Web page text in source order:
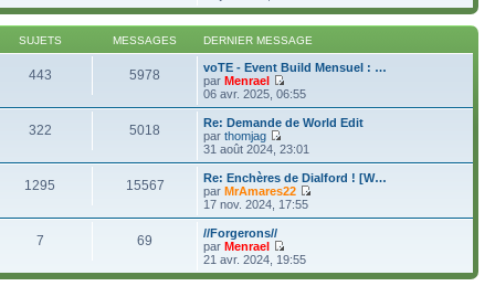
s
a
e
n
i
e
r
m
e
s
s
a
g
e
e
d
r
n
r
m
s
a
g
t
e
r
l
e
d
e
r
n
e
r
m
e
s
s
g
e
o
n
l
t
l
e
r
n
r
s
a
SUJETS MESSAGES DERNIER MESSAGE
443 5978
voTE - Event Build Mensuel : …
par Menrael
C
o
n
s
u
l
e
r
r
n
06 avr. 2025, 06:55
322 5018
Re: Demande de World Edit
par thomjag
C
o
n
s
u
l
e
r
l
e
31 août 2024, 23:01
1295 15567
Re: Enchères de Dialford ! [W…
par MrAmares22
o
t
17 nov. 2024, 17:55
7 69
//Forgerons//
par Menrael
C
o
n
21 avr. 2024, 19:55